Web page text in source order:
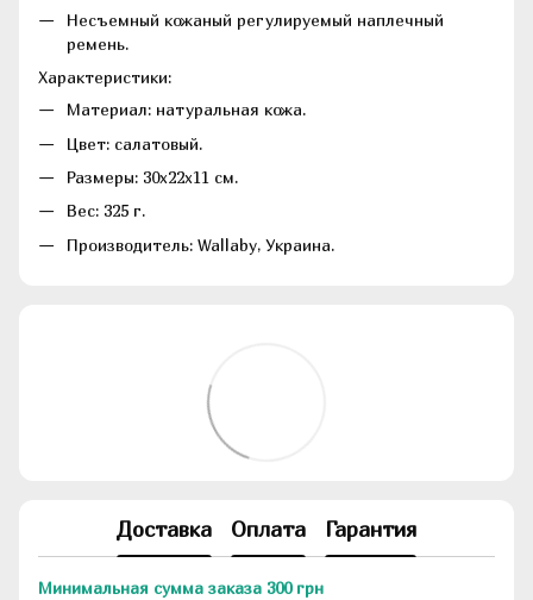
Несъемный кожаный регулируемый наплечный
ремень.
Характеристики:
Материал: натуральная кожа.
Цвет: салатовый.
Размеры: 30х22х11 см.
Вес: 325 г.
Производитель: Wallaby, Украина.
Доставка Оплата Гарантия
Минимальная сумма заказа 300 грн